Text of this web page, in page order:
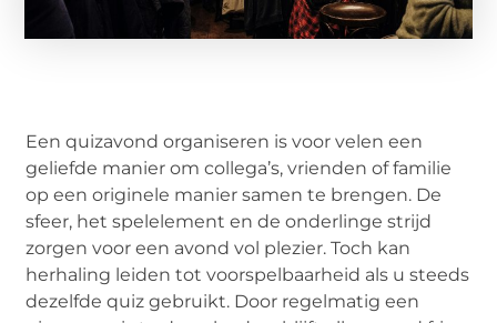
Een quizavond organiseren is voor velen een
geliefde manier om collega’s, vrienden of familie
op een originele manier samen te brengen. De
sfeer, het spelelement en de onderlinge strijd
zorgen voor een avond vol plezier. Toch kan
herhaling leiden tot voorspelbaarheid als u steeds
dezelfde quiz gebruikt. Door regelmatig een